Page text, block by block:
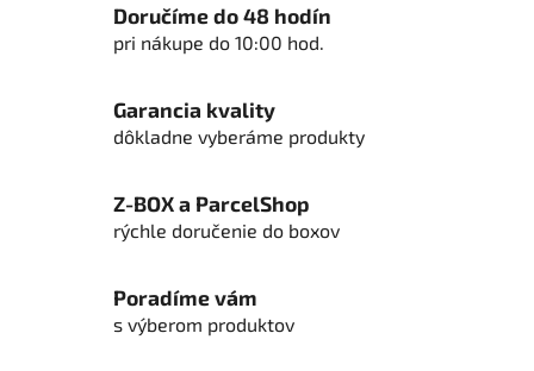
á
d
c
i
r
v
v
ý
Doručíme do 48 hodín
pri nákupe do 10:00 hod.
Garancia kvality
dôkladne vyberáme produkty
Z-BOX a ParcelShop
rýchle doručenie do boxov
Poradíme vám
s výberom produktov